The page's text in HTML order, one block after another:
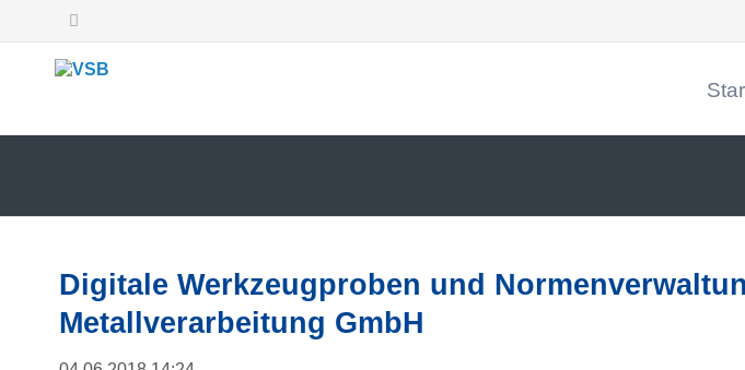
Digitale Werkzeugproben und
Metallverarbeitung GmbH